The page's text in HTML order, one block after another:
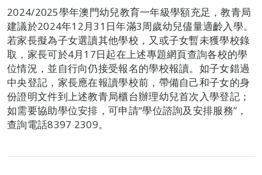
2024/2025學年澳門幼兒教育一年級學額充足，教青局
建議於2024年12月31日年滿3周歲幼兒儘量適齡入學。
若家長擬為子女選讀其他學校，又或子女暫未獲學校錄
取，家長可於4月17日起在上述專題網頁查詢各校的學
位情況，並自行向仍接受報名的學校報讀。如子女錯過
中央登記，家長應在報讀學校前，帶備自己和子女的身
份證明文件到上述教青局櫃台辦理幼兒首次入學登記；
如需要協助學位安排，可申請“學位諮詢及安排服務”，
查詢電話8397 2309。